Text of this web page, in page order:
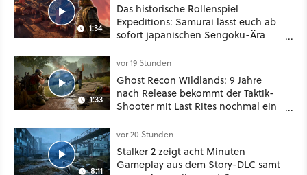
1:34
Das historische Rollenspiel
Expeditions: Samurai lässt euch ab
sofort japanischen Sengoku-Ära
oder Diplomatie
1:33
vor 19 Stunden
Ghost Recon Wildlands: 9 Jahre
nach Release bekommt der Taktik-
Shooter mit Last Rites nochmal ein
8:11
vor 20 Stunden
Stalker 2 zeigt acht Minuten
Gameplay aus dem Story-DLC samt